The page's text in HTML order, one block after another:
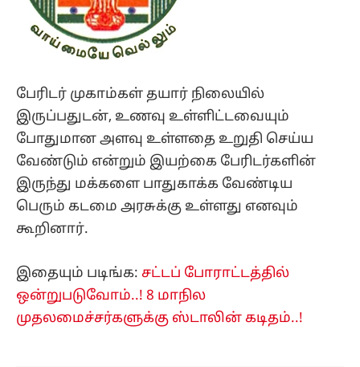
பேரிடர் முகாம்கள் தயார் நிலையில்
இருப்பதுடன், உணவு உள்ளிட்டவையும்
போதுமான அளவு உள்ளதை உறுதி செய்ய
வேண்டும் என்றும் இயற்கை பேரிடர்களின்
இருந்து மக்களை பாதுகாக்க வேண்டிய
பெரும் கடமை அரசுக்கு உள்ளது எனவும்
கூறினார்.
இதையும் படிங்க: சட்டப் போராட்டத்தில்
ஒன்றுபடுவோம்..! 8 மாநில
முதலமைச்சர்களுக்கு ஸ்டாலின் கடிதம்..!